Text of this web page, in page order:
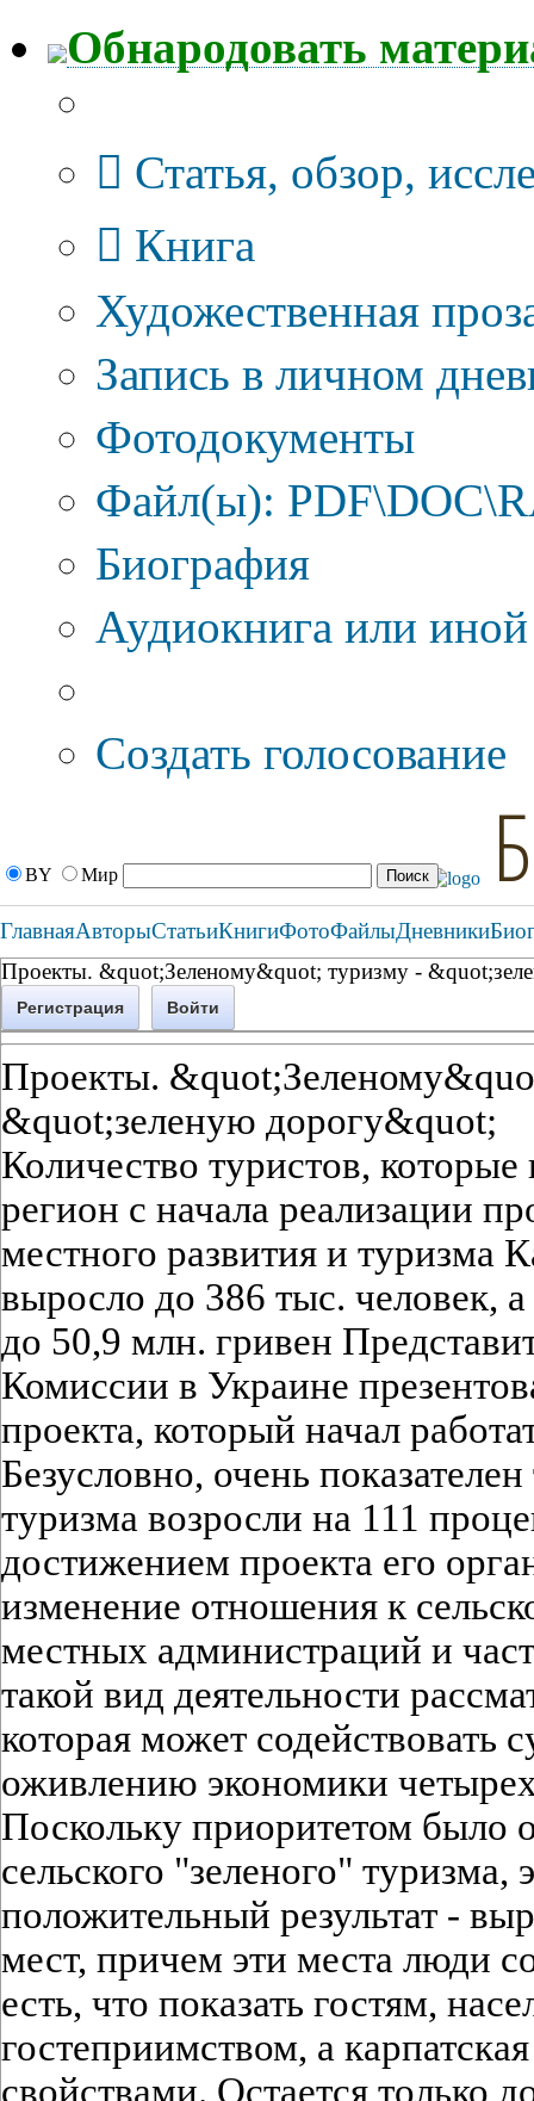
Обнародовать
Статья, обзор,
Книга
Художественная
Запись в личном
Фотодокументы
Файл(ы):
Биография
Аудиокнига или
Создать голосование
BY Мир
ГлавнаяАвторыСтатьиКнигиФотоФайлыДневники
Проекты. &quot;Зеленому&quot; туризму -
Регистрация Войти
Проекты.
&quot;зеленую дорогу&quot;
Количество туристов,
регион с начала реализации
местного развития и туризма
выросло до 386 тыс. человек,
до 50,9 млн. гривен
Комиссии в Украине
проекта, который начал
Безусловно, очень
туризма возросли на 111
достижением проекта его
изменение отношения к
местных администраций и
такой вид деятельности
которая может содействовать
оживлению экономики
Поскольку приоритетом было
сельского "зеленого" туризма,
положительный результат -
мест, причем эти места люди
есть, что показать гостям,
гостеприимством, а
свойствами. Остается только